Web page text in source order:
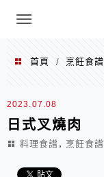
menu
首頁 / 烹飪食譜
2023.07.08
日式叉燒肉
料理食譜 , 烹飪食譜